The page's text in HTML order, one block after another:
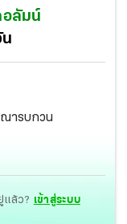
อลัมน์
ณารบกวน
แล้ว? เข้าสู่ระบบ